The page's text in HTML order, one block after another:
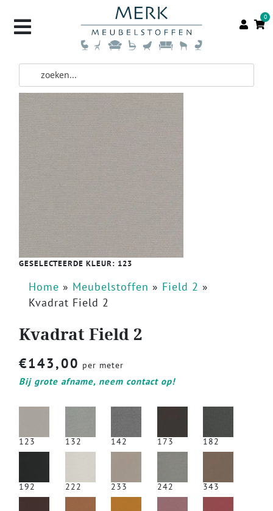
0
GESELECTEERDE KLEUR: 123
Home » Meubelstoffen » Field 2 »
Kvadrat Field 2
Kvadrat Field 2
€143,00 per meter
Bij grote afname, neem contact op!
123 132 142 173 182
192 222 233 242 343